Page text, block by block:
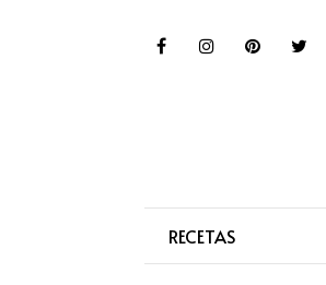
RECETAS